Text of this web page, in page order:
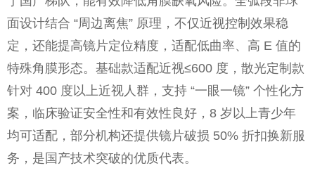
面设计结合 “周边离焦” 原理，不仅近视控制效果稳
定，还能提高镜片定位精度，适配低曲率、高 E 值的
特殊角膜形态。基础款适配近视≤600 度，散光定制款
针对 400 度以上近视人群，支持 “一眼一镜” 个性化方
案，临床验证安全性和有效性良好，8 岁以上青少年
均可适配，部分机构还提供镜片破损 50% 折扣换新服
务，是国产技术突破的优质代表。